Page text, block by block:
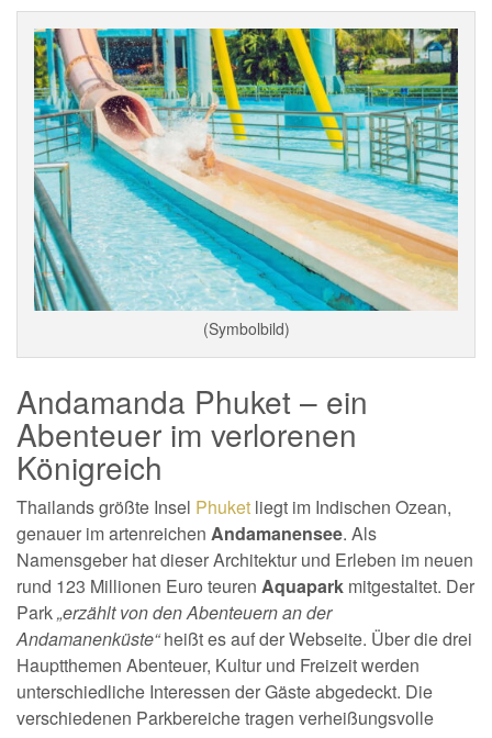
(Symbolbild)
Andamanda Phuket – ein
Abenteuer im verlorenen
Königreich
Thailands größte Insel Phuket liegt im Indischen Ozean,
genauer im artenreichen Andamanensee. Als
Namensgeber hat dieser Architektur und Erleben im neuen
rund 123 Millionen Euro teuren Aquapark mitgestaltet. Der
Park„erzählt von den Abenteuern an der
Andamanenküste“heißt es auf der Webseite. Über die drei
Hauptthemen Abenteuer, Kultur und Freizeit werden
unterschiedliche Interessen der Gäste abgedeckt. Die
verschiedenen Parkbereiche tragen verheißungsvolle